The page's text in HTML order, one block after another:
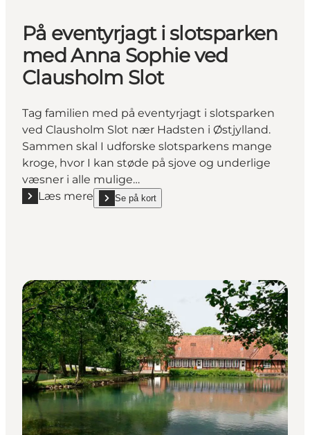
På eventyrjagt i slotsparken
med Anna Sophie ved
Clausholm Slot
Tag familien med på eventyrjagt i slotsparken
ved Clausholm Slot nær Hadsten i Østjylland.
Sammen skal I udforske slotsparkens mange
kroge, hvor I kan støde på sjove og underlige
væsner i alle mulige…
Læs mere
Læs mere "På eventyrjagt i slotsparken med Anna
Se på kort
show På eventyrjagt i slotsparken med Anna